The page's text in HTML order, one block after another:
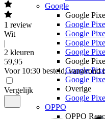
Google
Google
Google
Google
Google
Google
Google
Google
Google
Overige
Google
OPPO
OPPO
1 review
Wit
|
2 kleuren
59,95
Voor 10:30 besteld, vanavond
Vergelijk